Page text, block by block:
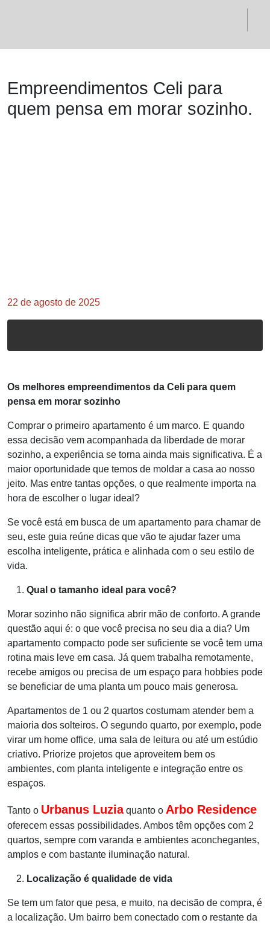
Empreendimentos Celi para
quem pensa em morar sozinho.
22 de agosto de 2025
Os melhores empreendimentos da Celi para quem
pensa em morar sozinho
Comprar o primeiro apartamento é um marco. E quando
essa decisão vem acompanhada da liberdade de morar
sozinho, a experiência se torna ainda mais significativa. É a
maior oportunidade que temos de moldar a casa ao nosso
jeito. Mas entre tantas opções, o que realmente importa na
hora de escolher o lugar ideal?
Se você está em busca de um apartamento para chamar de
seu, este guia reúne dicas que vão te ajudar fazer uma
escolha inteligente, prática e alinhada com o seu estilo de
vida.
Qual o tamanho ideal para você?
Morar sozinho não significa abrir mão de conforto. A grande
questão aqui é: o que você precisa no seu dia a dia? Um
apartamento compacto pode ser suficiente se você tem uma
rotina mais leve em casa. Já quem trabalha remotamente,
recebe amigos ou precisa de um espaço para hobbies pode
se beneficiar de uma planta um pouco mais generosa.
Apartamentos de 1 ou 2 quartos costumam atender bem a
maioria dos solteiros. O segundo quarto, por exemplo, pode
virar um home office, uma sala de leitura ou até um estúdio
criativo. Priorize projetos que aproveitem bem os
ambientes, com planta inteligente e integração entre os
espaços.
Tanto o Urbanus Luziaquanto o Arbo Residence
oferecem essas possibilidades. Ambos têm opções com 2
quartos, sempre com varanda e ambientes aconchegantes,
amplos e com bastante iluminação natural.
Localização é qualidade de vida
Se tem um fator que pesa, e muito, na decisão de compra, é
a localização. Um bairro bem conectado com o restante da